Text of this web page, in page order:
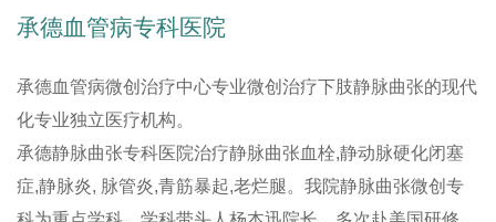
承德血管病专科医院
承德血管病微创治疗中心专业微创治疗下肢静脉曲张的现代
化专业独立医疗机构。
承德静脉曲张专科医院治疗静脉曲张血栓,静动脉硬化闭塞
症,静脉炎, 脉管炎,青筋暴起,老烂腿。我院静脉曲张微创专